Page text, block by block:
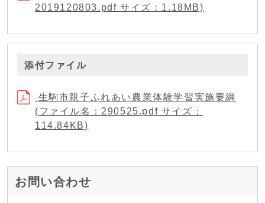
2019120803.pdf サイズ：1.18MB)
添付ファイル
生駒市親子ふれあい農業体験学習実施要綱
(ファイル名：290525.pdf サイズ：
114.84KB)
お問い合わせ